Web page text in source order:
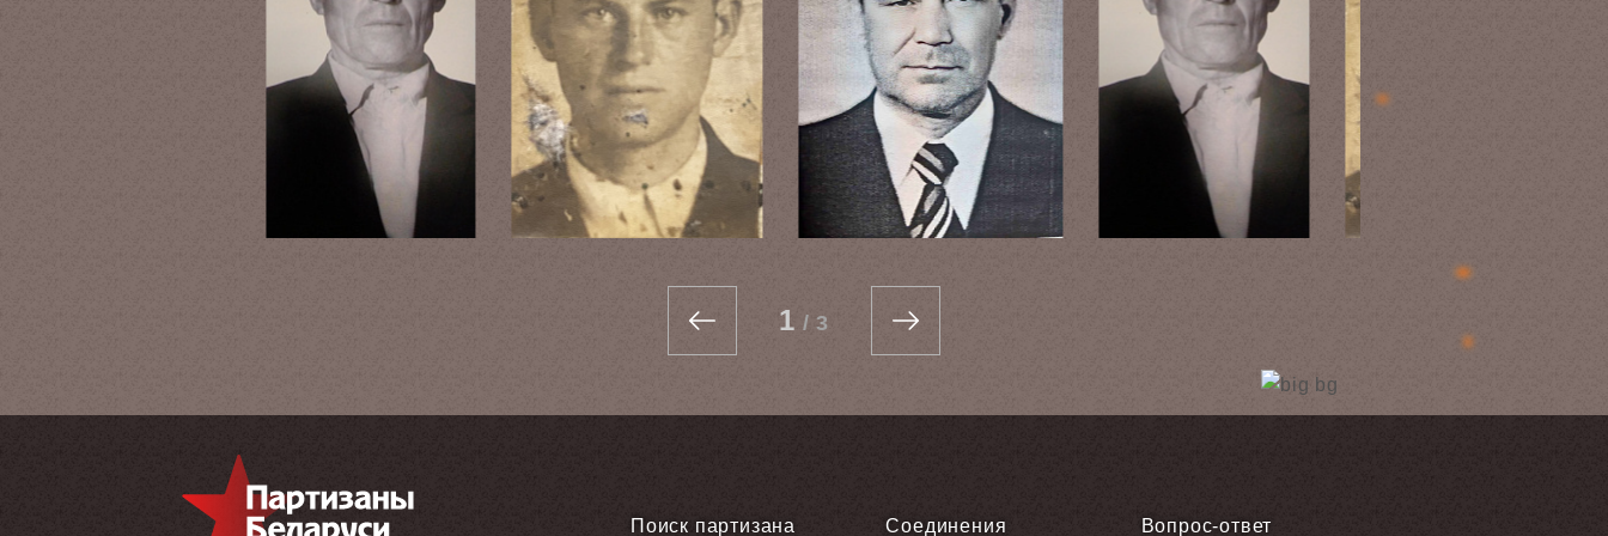
1 /3
Поиск партизана Соединения Вопрос-ответ